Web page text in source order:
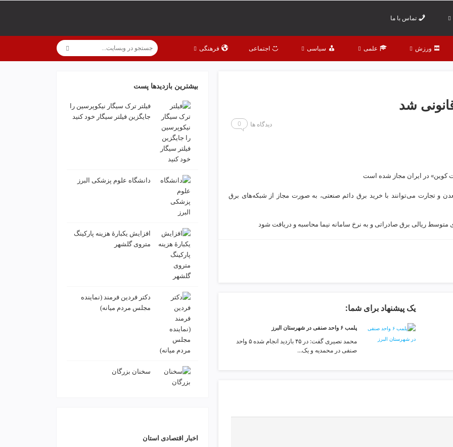
تماس با ما
ورزش علمی سیاسی اجتماعی فرهنگی
شد
دیدگاه ها 0
کوین» در ایران مجاز شده است
و تجارت می‌توانند با خرید برق دائم صنعتی، به صورت مجاز از شبکه‌های برق
متوسط ریالی برق صادراتی و به نرخ سامانه نیما محاسبه و دریافت شود
یک پیشنهاد برای شما:
پلمب ۶ واحد صنفی در شهرستان البرز
محمد نصیری گفت: در ۴۵ بازدید انجام شده ۵ واحد
صنفی در محمدیه و یک…
بیشترین بازدیدها پست
فیلتر ترک سیگار نیکوپرسین را
جایگزین فیلتر سیگار خود کنید
دانشگاه علوم پزشکی البرز
افزایش یکبارۀ هزینه پارکینگ
متروی گلشهر
دكتر فردين فرمند (نماينده
مجلس مردم میانه)
سخنان بزرگان
اخبار اقتصادی استان